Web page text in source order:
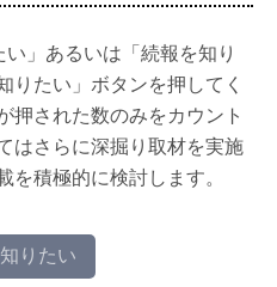
」あるいは「続報を知り
りたい」ボタンを押してく
押された数のみをカウント
はさらに深掘り取材を実施
積極的に検討します。
りたい